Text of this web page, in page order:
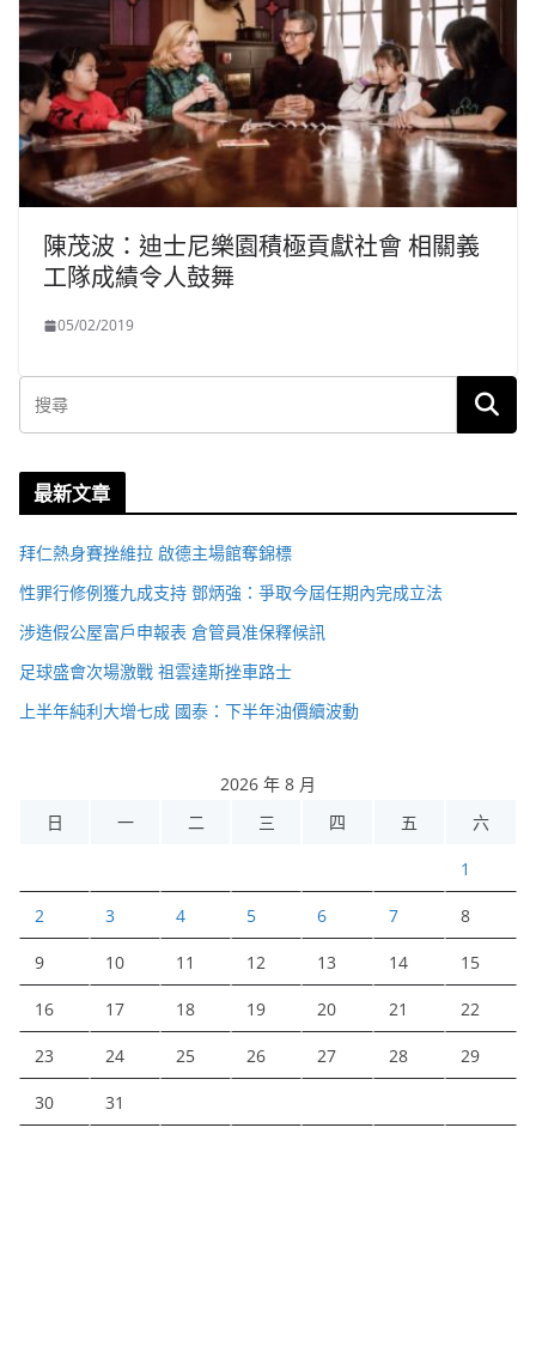
陳茂波：迪士尼樂園積極貢獻社會 相關義
工隊成績令人鼓舞
05/02/2019
最新文章
拜仁熱身賽挫維拉 啟德主場館奪錦標
性罪行修例獲九成支持 鄧炳強：爭取今屆任期內完成立法
涉造假公屋富戶申報表 倉管員准保釋候訊
足球盛會次場激戰 祖雲達斯挫車路士
上半年純利大增七成 國泰：下半年油價續波動
2026 年 8 月
日
一 二 三 四 五 六
1
2 3 4 5 6 7 8
9 10 11 12 13 14 15
16 17 18 19 20 21 22
23 24 25 26 27 28 29
30 31